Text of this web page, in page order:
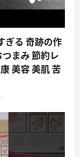
ぎる 奇跡の作
まみ 節約レ
美容 美肌 苦